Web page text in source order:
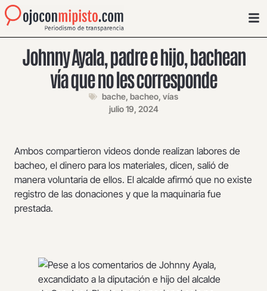
Johnny Ayala, padre e hijo, bachean
vía que no les corresponde
bache, bacheo, vías
julio 19, 2024
Ambos compartieron videos donde realizan labores de
bacheo, el dinero para los materiales, dicen, salió de
manera voluntaria de ellos. El alcalde afirmó que no existe
registro de las donaciones y que la maquinaria fue
prestada.